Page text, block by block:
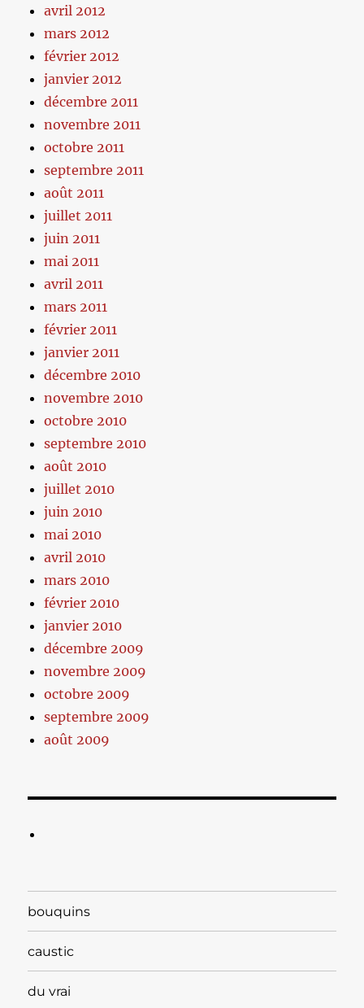
avril 2012
mars 2012
février 2012
janvier 2012
décembre 2011
novembre 2011
octobre 2011
septembre 2011
août 2011
juillet 2011
juin 2011
mai 2011
avril 2011
mars 2011
février 2011
janvier 2011
décembre 2010
novembre 2010
octobre 2010
septembre 2010
août 2010
juillet 2010
juin 2010
mai 2010
avril 2010
mars 2010
février 2010
janvier 2010
décembre 2009
novembre 2009
octobre 2009
septembre 2009
août 2009
bouquins
caustic
du vrai